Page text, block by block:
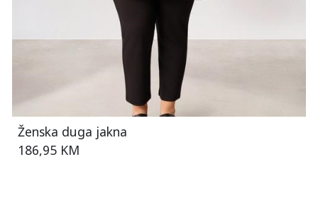
Ženska duga jakna
186,95 KM